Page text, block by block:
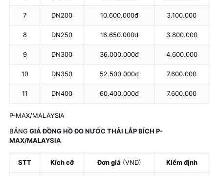
7 DN200 10.600.000đ 3.100.000
8 DN250 16.650.000đ 3.800.000
9 DN300 36.000.000đ 4.600.000
10 DN350 52.500.000đ 7.600.000
11 DN400 60.400.000đ 7.600.000
P-MAX/MALAYSIA
BẢNGGIÁ ĐỒNG HỒ ĐO NƯỚC THẢI LẮP BÍCH P-
MAX/MALAYSIA
STT Kích cỡ Đơn giá (VND) Kiểm định